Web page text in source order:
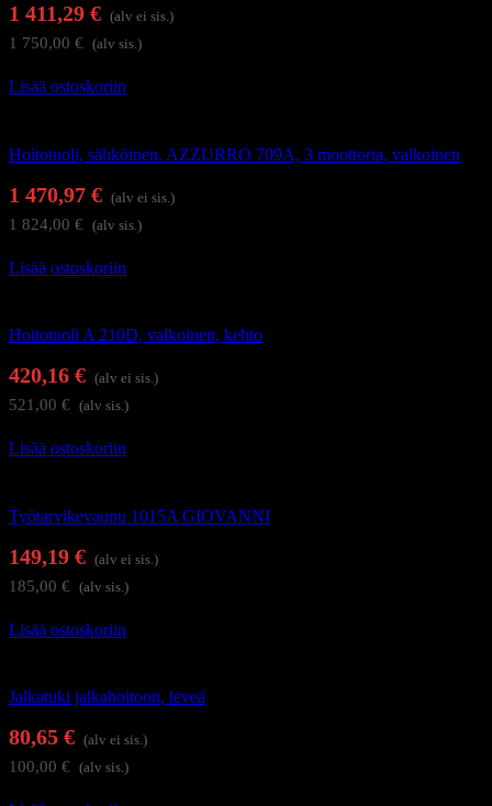
1 411,29 € (alv ei sis.)
1 750,00 € (alv sis.)
Lisää ostoskoriin
Hoitotuoli, sähköinen. AZZURRO 709A, 3 moottoria, valkoinen
1 470,97 € (alv ei sis.)
1 824,00 € (alv sis.)
Lisää ostoskoriin
Hoitotuoli A 210D, valkoinen, kehto
420,16 € (alv ei sis.)
521,00 € (alv sis.)
Lisää ostoskoriin
Työtarvikevaunu 1015A GIOVANNI
149,19 € (alv ei sis.)
185,00 € (alv sis.)
Lisää ostoskoriin
Jalkatuki jalkahoitoon, leveä
80,65 € (alv ei sis.)
100,00 € (alv sis.)